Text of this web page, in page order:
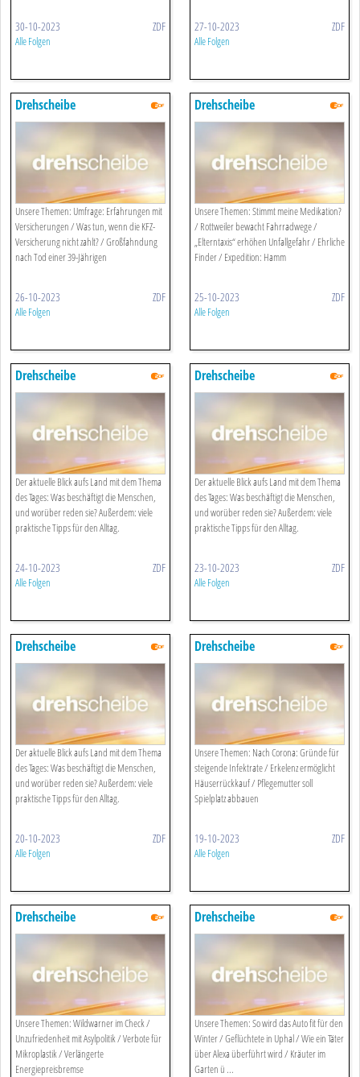
30-10-2023 ZDF
Alle Folgen
27-10-2023 ZDF
Alle Folgen
Drehscheibe
Unsere Themen: Umfrage: Erfahrungen mit
Versicherungen / Was tun, wenn die KFZ-
Versicherung nicht zahlt? / Großfahndung
nach Tod einer 39-Jährigen
26-10-2023 ZDF
Alle Folgen
Drehscheibe
Unsere Themen: Stimmt meine Medikation?
/ Rottweiler bewacht Fahrradwege /
„Elterntaxis“ erhöhen Unfallgefahr / Ehrliche
Finder / Expedition: Hamm
25-10-2023 ZDF
Alle Folgen
Drehscheibe
Der aktuelle Blick aufs Land mit dem Thema
des Tages: Was beschäftigt die Menschen,
und worüber reden sie? Außerdem: viele
praktische Tipps für den Alltag.
24-10-2023 ZDF
Alle Folgen
Drehscheibe
Der aktuelle Blick aufs Land mit dem Thema
des Tages: Was beschäftigt die Menschen,
und worüber reden sie? Außerdem: viele
praktische Tipps für den Alltag.
23-10-2023 ZDF
Alle Folgen
Drehscheibe
Der aktuelle Blick aufs Land mit dem Thema
des Tages: Was beschäftigt die Menschen,
und worüber reden sie? Außerdem: viele
praktische Tipps für den Alltag.
20-10-2023 ZDF
Alle Folgen
Drehscheibe
Unsere Themen: Nach Corona: Gründe für
steigende Infektrate / Erkelenz ermöglicht
Häuserrückkauf / Pflegemutter soll
Spielplatz abbauen
19-10-2023 ZDF
Alle Folgen
Drehscheibe
Unsere Themen: Wildwarner im Check /
Unzufriedenheit mit Asylpolitik / Verbote für
Mikroplastik / Verlängerte
Energiepreisbremse
Drehscheibe
Unsere Themen: So wird das Auto fit für den
Winter / Geflüchtete in Uphal / Wie ein Täter
über Alexa überführt wird / Kräuter im
Garten ü ...